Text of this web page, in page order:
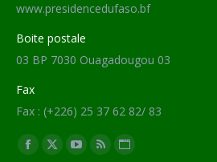
www.presidencedufaso.bf
Boite postale
03 BP 7030 Ouagadougou 03
Fax
Fax : (+226) 25 37 62 82/ 83
Trouvez nous sur :
Facebook
X
YouTube
RSS Site